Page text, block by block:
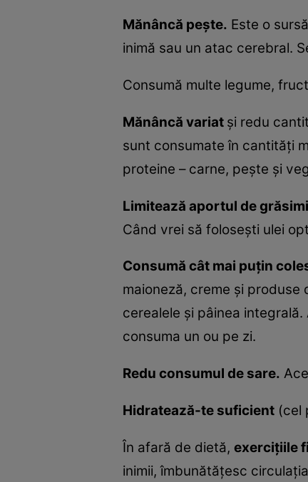
Mănâncă peşte. Este o
inimă sau un atac cerebral.
Consumă multe legume,
Mănâncă variat şi redu
sunt consumate în cantităţi
proteine – carne, peşte şi
Limitează aportul de
Când vrei să foloseşti ulei
Consumă cât mai puţin
maioneză, creme şi
cerealele şi pâinea
consuma un ou pe zi.
Redu consumul de sare.
Hidratează-te suficient (cel
În afară de dietă, exerciţiile
inimii, îmbunătăţesc